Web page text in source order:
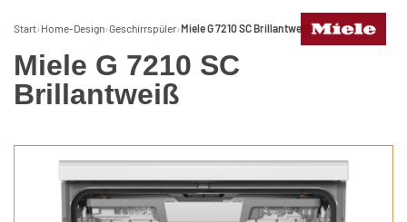
Start› Home-Design›Geschirrspüler›Miele G 7210 SC Brillantweiß
Miele G 7210 SC
Brillantweiß